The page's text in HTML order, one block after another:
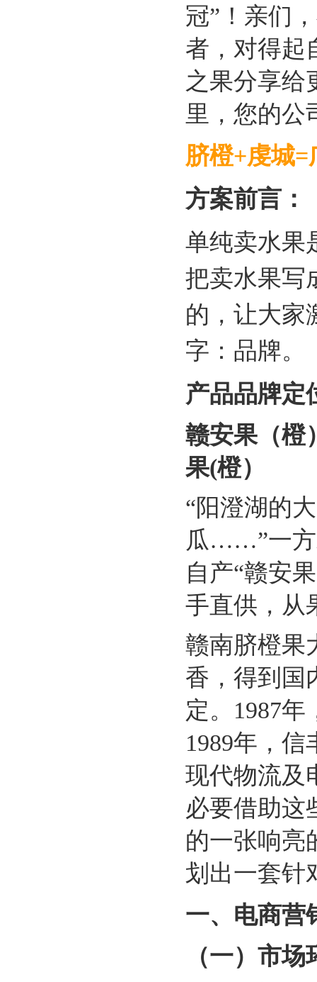
冠”！亲们
者，对得起
之果分享给
里，您的公
脐橙+虔城
方案前言：
单纯卖水果
把卖水果写
的，让大家
字：品牌。
产品品牌
赣安果（橙
果(橙）
“阳澄湖的
瓜……”一方
自产“赣安
手直供，从
赣南脐橙果
香，得到国
定。1987
1989年，
现代物流及
必要借助这
的一张响亮
划出一套针
一、电商营
（一）市